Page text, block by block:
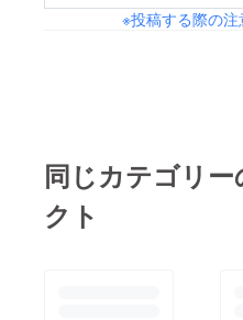
om/watch?
ら応援メッセージ
記内容をご案内し
イナルライブ配信
本戦ファイナルも
※投稿する際の注
同じカテゴリ
クト